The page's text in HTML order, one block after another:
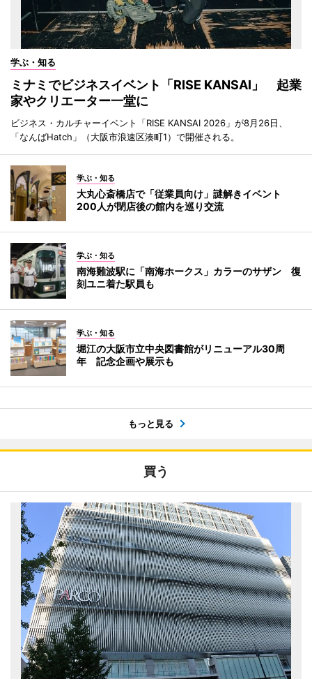
学ぶ・知る
ミナミでビジネスイベント「RISE KANSAI」 起業
家やクリエーター一堂に
ビジネス・カルチャーイベント「RISE KANSAI 2026」が8月26日、
「なんばHatch」（大阪市浪速区湊町1）で開催される。
学ぶ・知る
大丸心斎橋店で「従業員向け」謎解きイベント
200人が閉店後の館内を巡り交流
学ぶ・知る
南海難波駅に「南海ホークス」カラーのサザン 復
刻ユニ着た駅員も
学ぶ・知る
堀江の大阪市立中央図書館がリニューアル30周
年 記念企画や展示も
もっと見る
買う